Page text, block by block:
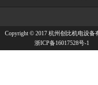
Copyright © 2017 杭州创比机电设备
浙ICP备16017528号-1